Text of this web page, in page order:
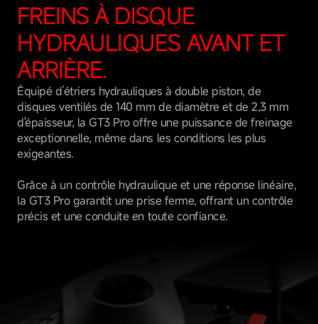
FREINS À DISQUE
HYDRAULIQUES AVANT ET
ARRIÈRE.
Équipé d’étriers hydrauliques à double piston, de
disques ventilés de 140 mm de diamètre et de 2,3 mm
d'épaisseur, la GT3 Pro offre une puissance de freinage
exceptionnelle, même dans les conditions les plus
exigeantes.
Grâce à un contrôle hydraulique et une réponse linéaire,
la GT3 Pro garantit une prise ferme, offrant un contrôle
précis et une conduite en toute confiance.